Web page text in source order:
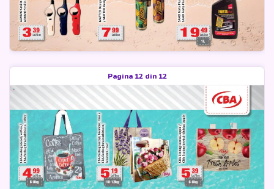
Pagina 12 din 12